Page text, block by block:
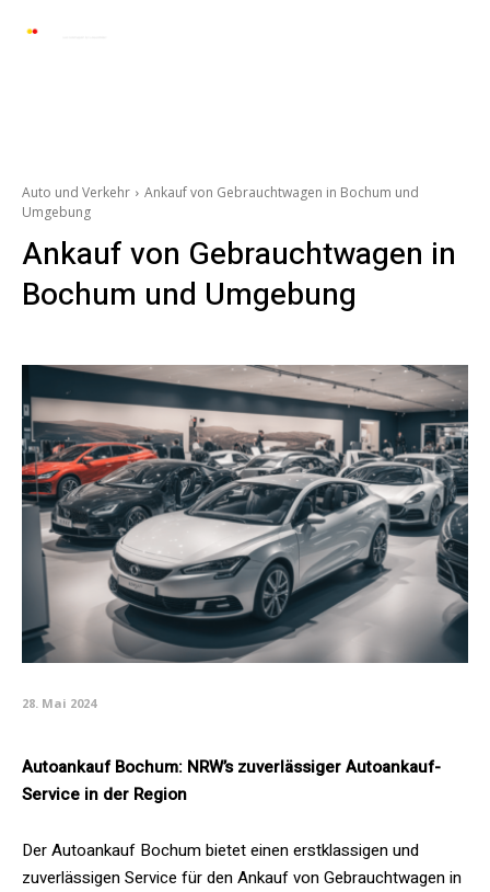
Auto und Verkehr
Ankauf von Gebrauchtwagen in Bochum und
Umgebung
Ankauf von Gebrauchtwagen in
Bochum und Umgebung
28. Mai 2024
Autoankauf Bochum: NRW’s zuverlässiger Autoankauf-
Service in der Region
Der Autoankauf Bochum bietet einen erstklassigen und
zuverlässigen Service für den Ankauf von Gebrauchtwagen in